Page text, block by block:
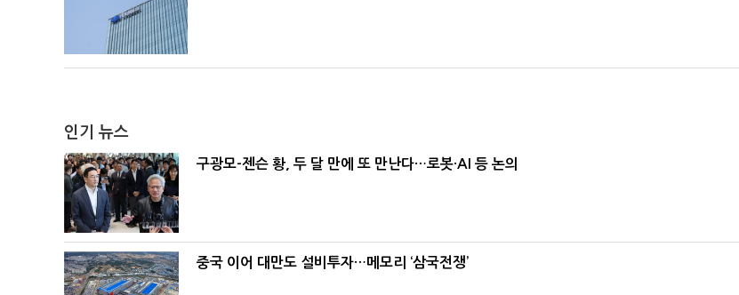
인기 뉴스
구광모-젠슨 황, 두 달 만에 또 만난다…로봇·AI 등 논의
중국 이어 대만도 설비투자…메모리 ‘삼국전쟁’